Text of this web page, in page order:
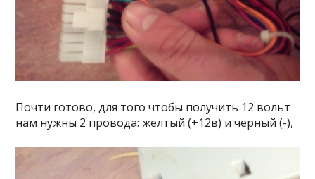
Почти готово, для того чтобы получить 12 вольт
нам нужны 2 провода: желтый (+12в) и черный (-),